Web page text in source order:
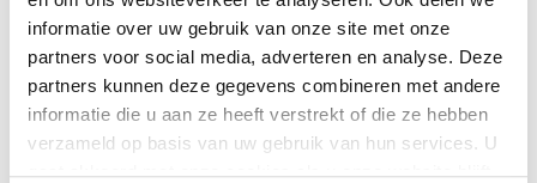
informatie over uw gebruik van onze site met onze
partners voor social media, adverteren en analyse. Deze
partners kunnen deze gegevens combineren met andere
informatie die u aan ze heeft verstrekt of die ze hebben
verzameld op basis van uw gebruik van hun services. U
gaat akkoord met onze cookies als u onze website blijft